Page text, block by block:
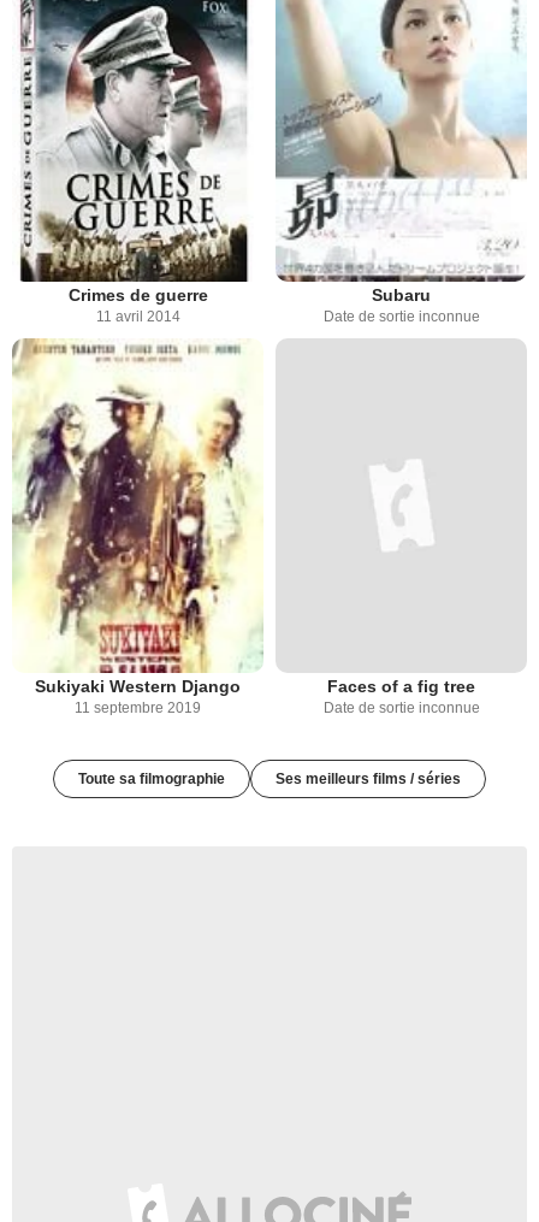
Crimes de guerre
11 avril 2014
Subaru
Date de sortie inconnue
Sukiyaki Western Django
11 septembre 2019
Faces of a fig tree
Date de sortie inconnue
Toute sa filmographie Ses meilleurs films / séries